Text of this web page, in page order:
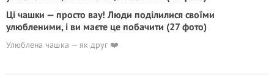
Ці чашки — просто вау! Люди поділилися своїми
улюбленими, і ви маєте це побачити (27 фото)
Улюблена чашка — як друг ❤️